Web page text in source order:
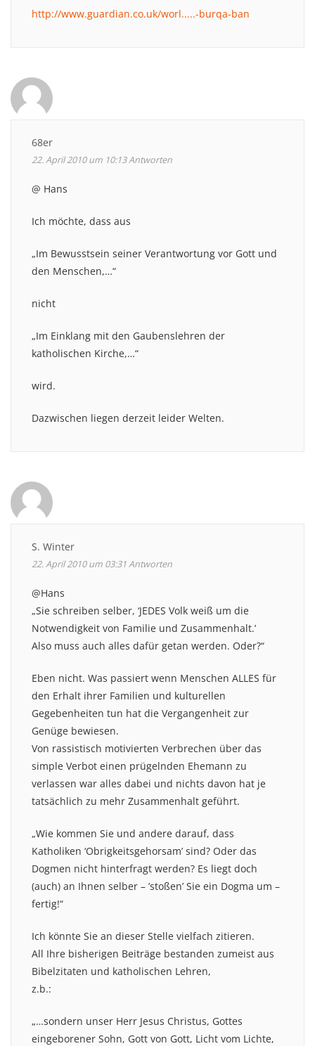
http://www.guardian.co.uk/worl.....-burqa-ban
68er
22. April 2010 um 10:13Antworten
@ Hans
Ich möchte, dass aus
„Im Bewusstsein seiner Verantwortung vor Gott und
den Menschen,…“
nicht
„Im Einklang mit den Gaubenslehren der
katholischen Kirche,…“
wird.
Dazwischen liegen derzeit leider Welten.
S. Winter
22. April 2010 um 03:31Antworten
@Hans
„Sie schreiben selber, ‘JEDES Volk weiß um die
Notwendigkeit von Familie und Zusammenhalt.’
Also muss auch alles dafür getan werden. Oder?“
Eben nicht. Was passiert wenn Menschen ALLES für
den Erhalt ihrer Familien und kulturellen
Gegebenheiten tun hat die Vergangenheit zur
Genüge bewiesen.
Von rassistisch motivierten Verbrechen über das
simple Verbot einen prügelnden Ehemann zu
verlassen war alles dabei und nichts davon hat je
tatsächlich zu mehr Zusammenhalt geführt.
„Wie kommen Sie und andere darauf, dass
Katholiken ‘Obrigkeitsgehorsam’ sind? Oder das
Dogmen nicht hinterfragt werden? Es liegt doch
(auch) an Ihnen selber – ’stoßen’ Sie ein Dogma um –
fertig!“
Ich könnte Sie an dieser Stelle vielfach zitieren.
All Ihre bisherigen Beiträge bestanden zumeist aus
Bibelzitaten und katholischen Lehren,
z.b.:
„…sondern unser Herr Jesus Christus, Gottes
eingeborener Sohn, Gott von Gott, Licht vom Lichte,